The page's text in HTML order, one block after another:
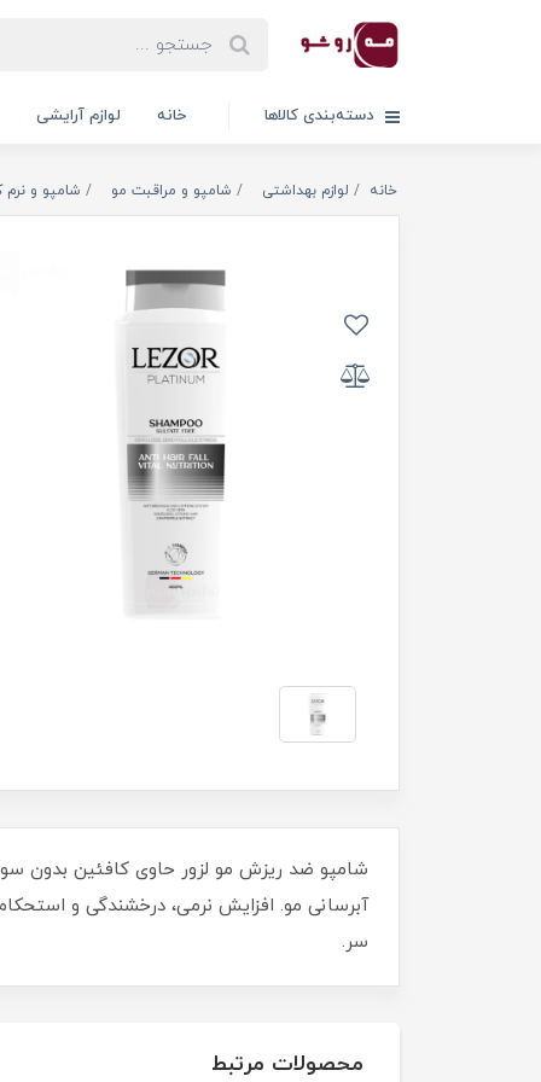
دسته‌بندی کالاها خانه لوازم آرایشی
خانه لوازم بهداشتی شامپو و مراقبت مو شامپو و نرم
آبرسانی مو. افزایش نرمی، درخشندگی و
سر.
محصولات مرتبط